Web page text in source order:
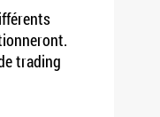
trading